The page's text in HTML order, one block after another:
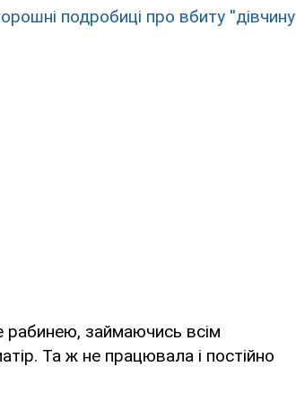
подробиці про вбиту ''дівчину
рабинею, займаючись всім
Та ж не працювала і постійно